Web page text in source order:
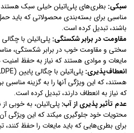
سبکی: بطری‌های پلی‌اتیلن خیلی سبک هستند
مناسبی برای بسته‌بندی محصولاتی که باید
باشند، تبدیل کرده است.
مقاومت در برابر شکستگی:
سختی و مقاومت خوب در برابر شکستگی،
مایعات و موادی هستند که نیاز به حفظ امنیت
انعطاف‌پذیری:
هستند، که این ویژگی آنها را به گزینه
که نیاز به انعطاف دارند، تبدیل کرده است.
عدم تأثیر پذیری از آب: پلی‌اتیلن، به خوبی
محتویات خود جلوگیری میکند که این ویژگی
برای بطری‌هایی که باید مایعات را حفظ کنند،